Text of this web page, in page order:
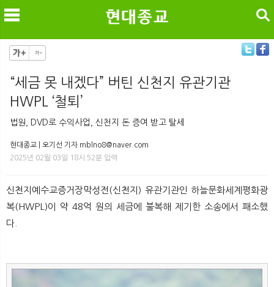
메
검색
“세금 못 내겠다” 버틴 신천지 유관기관
HWPL ‘철퇴’
법원, DVD로 수익사업, 신천지 돈 증여 받고 탈세
현대종교 | 오기선 기자 mblno8@naver.com
2025년 02월 03일 18시 52분 입력
신천지예수교증거장막성전(신천지) 유관기관인 하늘문화세계평화광
복(HWPL)이 약 48억 원의 세금에 불복해 제기한 소송에서 패소했
다.